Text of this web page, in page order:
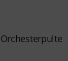
Orchesterpulte